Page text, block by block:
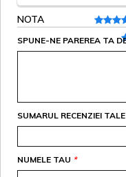
NOTA
SPUNE-NE PAREREA TA
SUMARUL RECENZIEI TALE
*
NUMELE TAU